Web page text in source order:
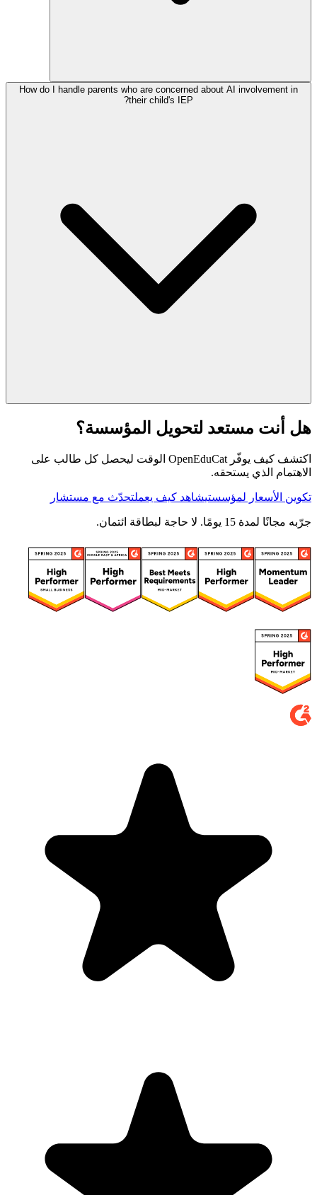
How do I handle parents who are concerned about AI involvement in
their child's IEP?
هل أنت مستعد لتحويل المؤسسة؟
اكتشف كيف يوفّر OpenEduCat الوقت ليحصل كل طالب على
الاهتمام الذي يستحقه.
تكوين الأسعار لمؤسستيشاهد كيف يعملتحدّث مع مستشار
جرّبه مجانًا لمدة 15 يومًا. لا حاجة لبطاقة ائتمان.